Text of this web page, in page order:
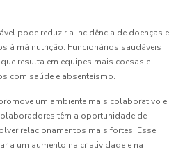
pode reduzir a incidência de doenças e
à má nutrição. Funcionários saudáveis
resulta em equipes mais coesas e
com saúde e absenteísmo.
um ambiente mais colaborativo e
têm a oportunidade de
relacionamentos mais fortes. Esse
a um aumento na criatividade e na